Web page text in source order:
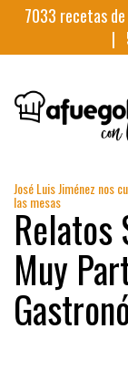
7033 recetas
|
José Luis Jiménez nos
las mesas
Relatos
Muy